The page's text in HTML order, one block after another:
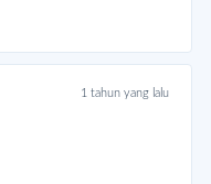
1 tahun yang lalu